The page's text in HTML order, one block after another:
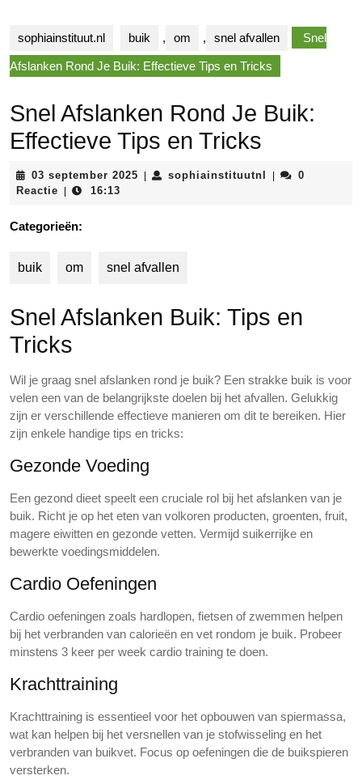
sophiainstituut.nl buik , om , snel afvallen Snel
Afslanken Rond Je Buik: Effectieve Tips en Tricks
Snel Afslanken Rond Je Buik:
Effectieve Tips en Tricks
03 september 2025 03
sophiainstituutnl
0
Reactie
16:13
Categorieën:
buik om snel afvallen
Snel Afslanken Buik: Tips en
Tricks
Wil je graag snel afslanken rond je buik? Een strakke buik is voor
velen een van de belangrijkste doelen bij het afvallen. Gelukkig
zijn er verschillende effectieve manieren om dit te bereiken. Hier
zijn enkele handige tips en tricks:
Gezonde Voeding
Een gezond dieet speelt een cruciale rol bij het afslanken van je
buik. Richt je op het eten van volkoren producten, groenten, fruit,
magere eiwitten en gezonde vetten. Vermijd suikerrijke en
bewerkte voedingsmiddelen.
Cardio Oefeningen
Cardio oefeningen zoals hardlopen, fietsen of zwemmen helpen
bij het verbranden van calorieën en vet rondom je buik. Probeer
minstens 3 keer per week cardio training te doen.
Krachttraining
Krachttraining is essentieel voor het opbouwen van spiermassa,
wat kan helpen bij het versnellen van je stofwisseling en het
verbranden van buikvet. Focus op oefeningen die de buikspieren
versterken.